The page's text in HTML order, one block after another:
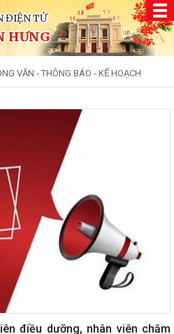
ĐIỆN TỬ
HƯNG
VĂN - THÔNG BÁO - KẾ HOẠCH
điều dưỡng, nhân viên chăm